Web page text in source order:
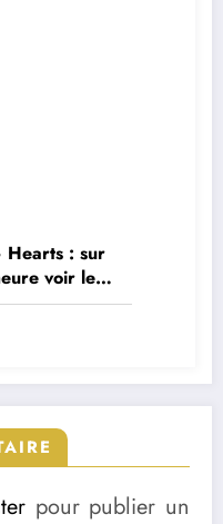
: sur
voir le
pour publier un